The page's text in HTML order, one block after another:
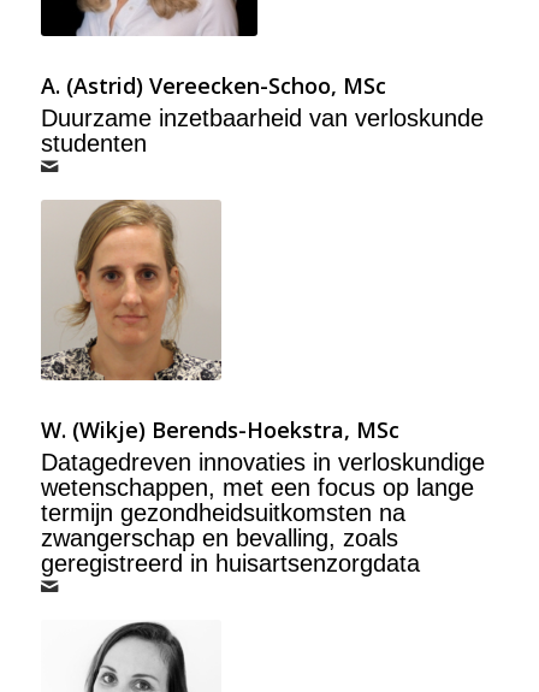
A. (Astrid) Vereecken-Schoo, MSc
Duurzame inzetbaarheid van verloskunde
studenten
W. (Wikje) Berends-Hoekstra, MSc
Datagedreven innovaties in verloskundige
wetenschappen, met een focus op lange
termijn gezondheidsuitkomsten na
zwangerschap en bevalling, zoals
geregistreerd in huisartsenzorgdata